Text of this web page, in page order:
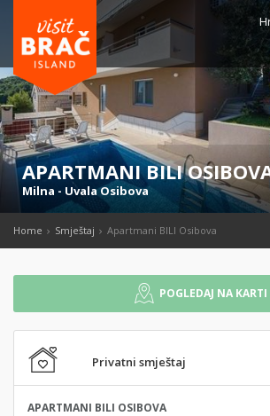
APARTMANI BILI
Milna - Uvala Osibova
Home Smještaj Apartmani BILI Osibova
POGLEDAJ NA KARTI
Privatni smještaj
APARTMANI BILI OSIBOVA